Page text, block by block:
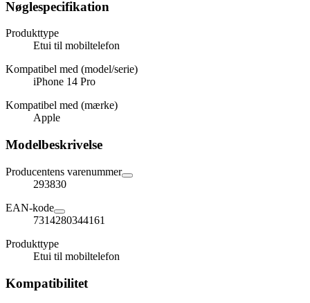
Nøglespecifikation
Produkttype
Etui til mobiltelefon
Kompatibel med (model/serie)
iPhone 14 Pro
Kompatibel med (mærke)
Apple
Modelbeskrivelse
Producentens varenummer
293830
EAN-kode
7314280344161
Produkttype
Etui til mobiltelefon
Kompatibilitet